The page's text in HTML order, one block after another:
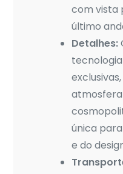
com vista
último
Detalhes:
única
e do